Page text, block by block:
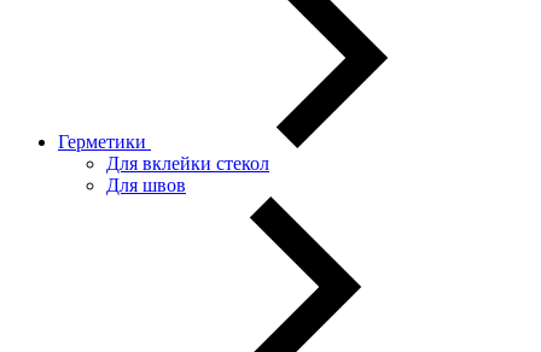
Герметики
Для вклейки стекол
Для швов